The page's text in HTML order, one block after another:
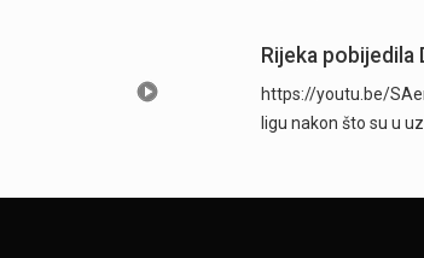
Rijeka
https://youtu.be/
ligu nakon što su u